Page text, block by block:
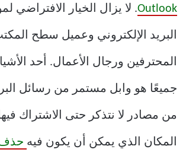
Outlook. لا يزال الخيار الافتراضي
البريد الإلكتروني وعميل سطح
المحترفين ورجال الأعمال. أحد
جميعًا هو وابل مستمر من رسائل
من مصادر لا نتذكر حتى الاشتراك
المكان الذي يمكن أن يكون فيه حذف